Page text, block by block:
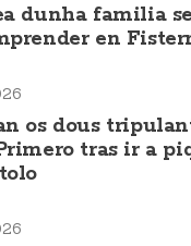
dunha familia
en
os dous
tras ir a